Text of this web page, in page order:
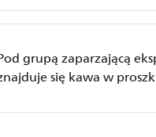
grupą zaparzającą
się kawa w